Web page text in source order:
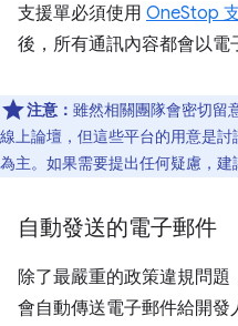
支援單必須使用 OneStop
後，所有通訊內容都會以電
注意： 雖然相關團隊會密切留
線上論壇，但這些平台的用意是
為主。如果需要提出任何疑慮，建
自動發送的電子郵件
除了最嚴重的政策違規問
會自動傳送電子郵件給開